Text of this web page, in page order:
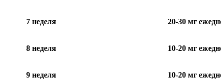
7 неделя 20-30 мг
8 неделя 10-20 мг
9 неделя 10-20 мг